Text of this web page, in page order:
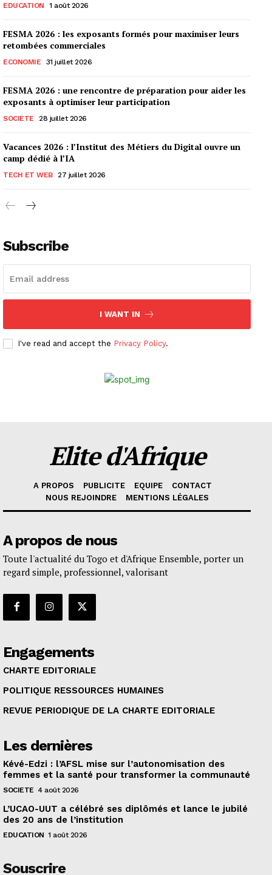
EDUCATION 1 août 2026
FESMA 2026 : les exposants formés pour maximiser leurs
retombées commerciales
ECONOMIE 31 juillet 2026
FESMA 2026 : une rencontre de préparation pour aider les
exposants à optimiser leur participation
SOCIETE 28 juillet 2026
Vacances 2026 : l’Institut des Métiers du Digital ouvre un
camp dédié à l’IA
TECH ET WEB 27 juillet 2026
Subscribe
I WANT IN
I've read and accept the Privacy Policy.
Elite d'Afrique
A PROPOS PUBLICITE EQUIPE
CONTACT
NOUS REJOINDRE
MENTIONS LÉGALES
A propos de nous
Toute l'actualité du Togo et d'Afrique Ensemble, porter un
regard simple, professionnel, valorisant
Engagements
CHARTE EDITORIALE
POLITIQUE RESSOURCES HUMAINES
REVUE PERIODIQUE DE LA CHARTE EDITORIALE
Les dernières
Kévé-Edzi : l’AFSL mise sur l’autonomisation des
femmes et la santé pour transformer la communauté
SOCIETE 4 août 2026
L’UCAO-UUT a célébré ses diplômés et lance le jubilé
des 20 ans de l’institution
EDUCATION 1 août 2026
Souscrire